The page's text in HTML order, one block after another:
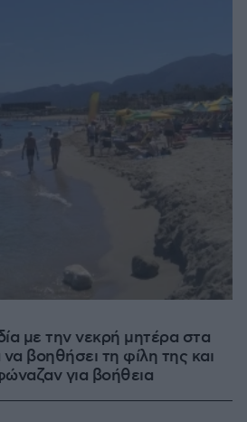
με την νεκρή μητέρα στα
βοηθήσει τη φίλη της και
για βοήθεια